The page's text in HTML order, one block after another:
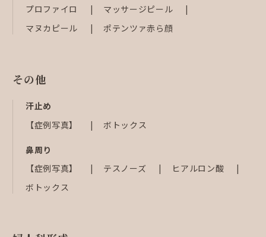
プロファイロ
マッサージピール
マヌカピール
ポテンツァ赤ら顔
その他
汗止め
【症例写真】
ボトックス
鼻周り
【症例写真】
テスノーズ
ヒアルロン酸
ボトックス